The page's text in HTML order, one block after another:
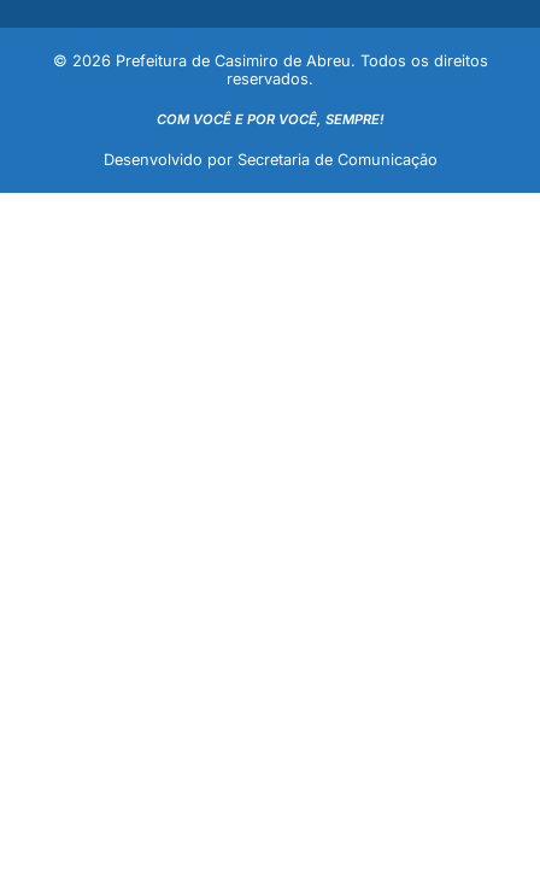
© 2026 Prefeitura de Casimiro de Abreu. Todos os direitos
reservados.
COM VOCÊ E POR VOCÊ, SEMPRE!
Desenvolvido por Secretaria de Comunicação